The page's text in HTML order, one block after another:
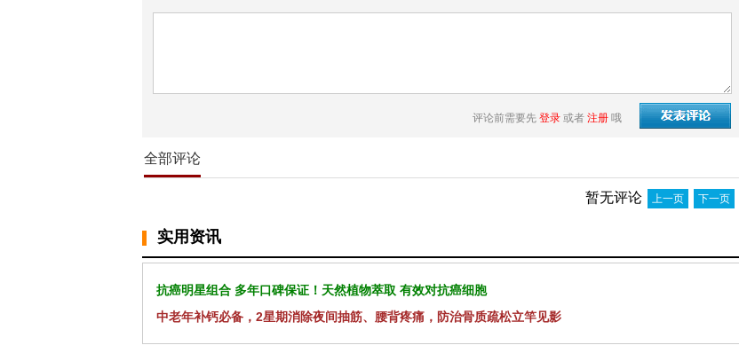
评论前需要先 登录 或者 注册 哦
全部评论
暂无评论 上一页 下一页
实用资讯
抗癌明星组合 多年口碑保证！天然植物萃取 有效对抗癌细胞
中老年补钙必备，2星期消除夜间抽筋、腰背疼痛，防治骨质疏松立竿见影